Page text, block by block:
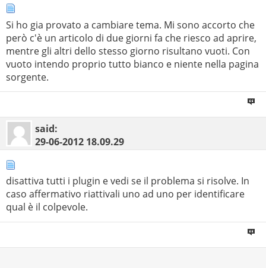
Si ho gia provato a cambiare tema. Mi sono accorto che
però c'è un articolo di due giorni fa che riesco ad aprire,
mentre gli altri dello stesso giorno risultano vuoti. Con
vuoto intendo proprio tutto bianco e niente nella pagina
sorgente.
said:
29-06-2012 18.09.29
disattiva tutti i plugin e vedi se il problema si risolve. In
caso affermativo riattivali uno ad uno per identificare
qual è il colpevole.